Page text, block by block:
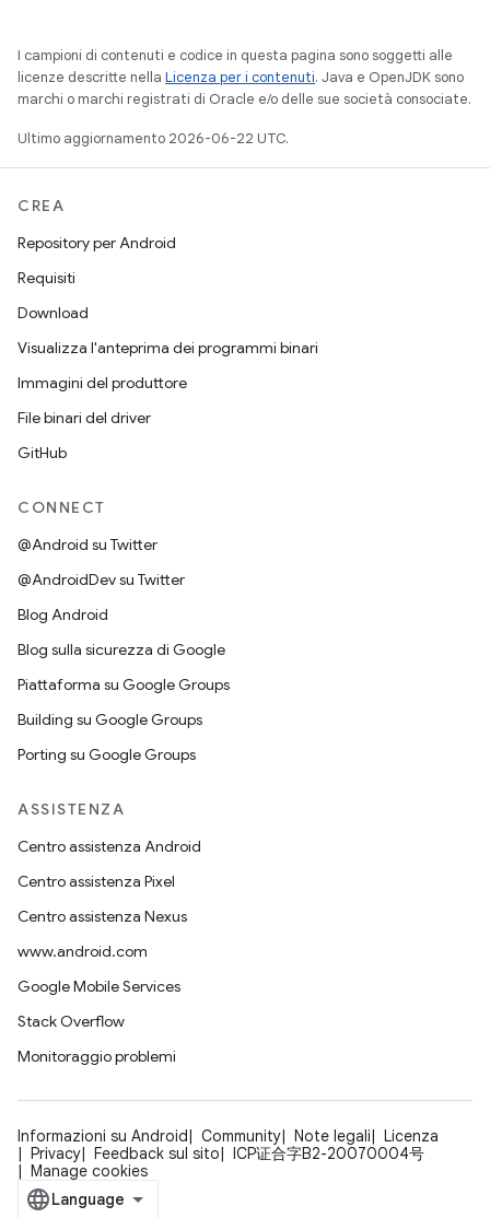
I campioni di contenuti e codice in questa pagina sono soggetti alle
licenze descritte nella Licenza per i contenuti. Java e OpenJDK sono
marchi o marchi registrati di Oracle e/o delle sue società consociate.
Ultimo aggiornamento 2026-06-22 UTC.
CREA
Repository per Android
Requisiti
Download
Visualizza l'anteprima dei programmi binari
Immagini del produttore
File binari del driver
GitHub
CONNECT
@Android su Twitter
@AndroidDev su Twitter
Blog Android
Blog sulla sicurezza di Google
Piattaforma su Google Groups
Building su Google Groups
Porting su Google Groups
ASSISTENZA
Centro assistenza Android
Centro assistenza Pixel
Centro assistenza Nexus
www.android.com
Google Mobile Services
Stack Overflow
Monitoraggio problemi
Informazioni su Android Community Note legali
Licenza
Privacy
Feedback sul sito
ICP证合字B2-20070004号
Manage cookies